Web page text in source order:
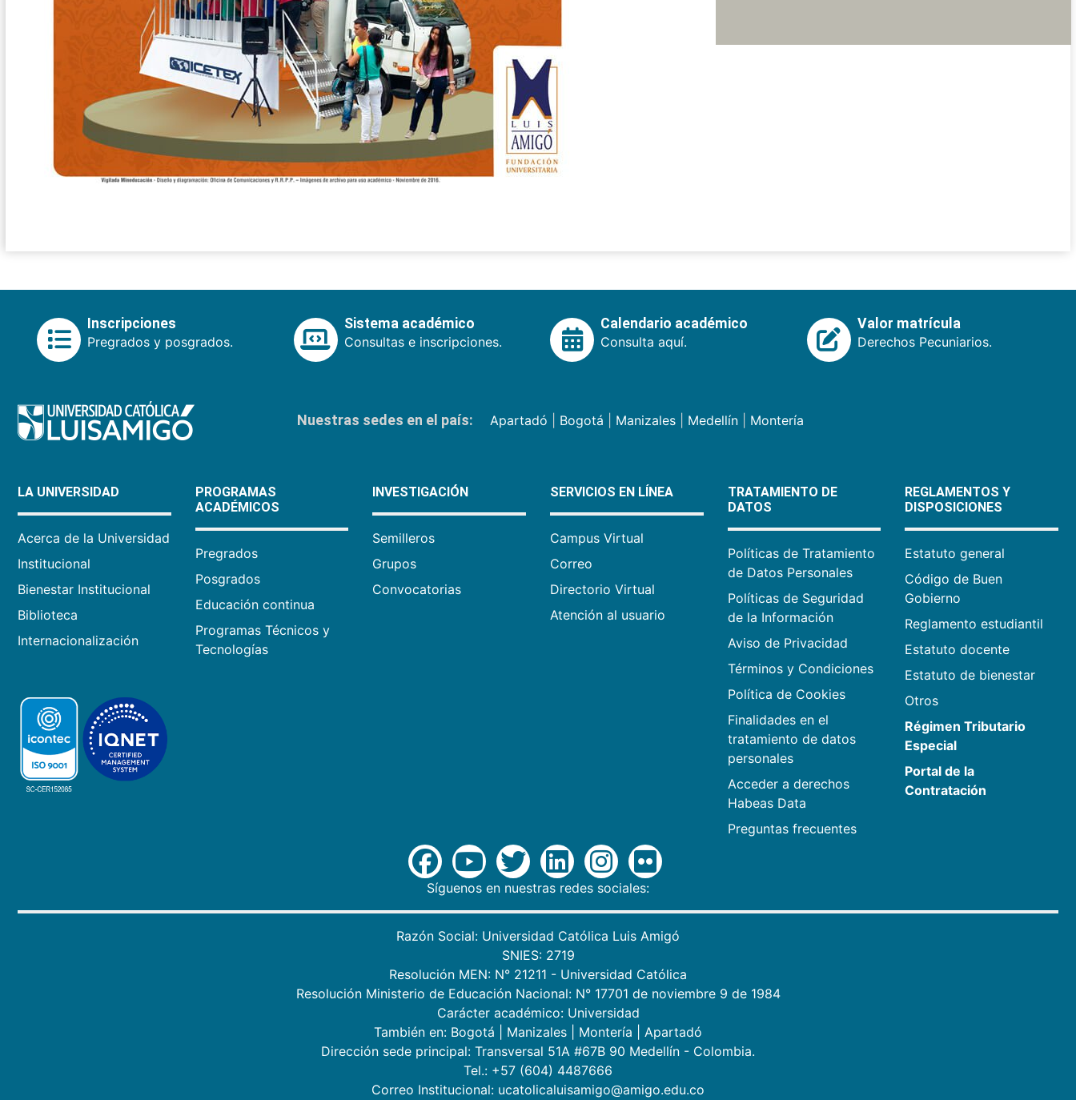
Inscripciones
Pregrados y posgrados.
Sistema académico
Consultas e inscripciones.
Calendario académico
Consulta aquí.
Valor matrícula
Derechos Pecuniarios.
Nuestras sedes en el país: Apartadó Bogotá Manizales| Medellín| Montería
LA UNIVERSIDAD
Acerca de la Universidad
Institucional
Bienestar Institucional
Biblioteca
Internacionalización
PROGRAMAS
ACADÉMICOS
Pregrados
Posgrados
Educación continua
Programas Técnicos y
Tecnologías
INVESTIGACIÓN
Semilleros
Grupos
Convocatorias
SERVICIOS EN LÍNEA
Campus Virtual
Correo
Directorio Virtual
Atención al usuario
TRATAMIENTO DE
DATOS
Políticas de Tratamiento
de Datos Personales
Políticas de Seguridad
de la Información
Aviso de Privacidad
Términos y Condiciones
Política de Cookies
Finalidades en el
tratamiento de datos
personales
Acceder a derechos
Habeas Data
Preguntas frecuentes
REGLAMENTOS Y
DISPOSICIONES
Estatuto general
Código de Buen
Gobierno
Reglamento estudiantil
Estatuto docente
Estatuto de bienestar
Otros
Régimen Tributario
Especial
Portal de la
Contratación
Síguenos en nuestras redes sociales:
Razón Social: Universidad Católica Luis Amigó
SNIES: 2719
Resolución MEN: N° 21211 - Universidad Católica
Resolución Ministerio de Educación Nacional: N° 17701 de noviembre 9 de 1984
Carácter académico: Universidad
También en: Bogotá Manizales Montería
Apartadó
Dirección sede principal: Transversal 51A #67B 90 Medellín - Colombia.
Tel.: +57 (604) 4487666
Correo Institucional: ucatolicaluisamigo@amigo.edu.co